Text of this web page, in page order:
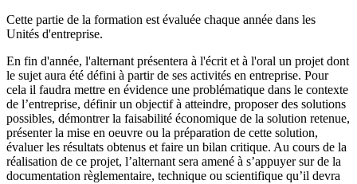
Cette partie de la formation est évaluée chaque année dans les
Unités d'entreprise.
En fin d'année, l'alternant présentera à l'écrit et à l'oral un projet dont
le sujet aura été défini à partir de ses activités en entreprise. Pour
cela il faudra mettre en évidence une problématique dans le contexte
de l’entreprise, définir un objectif à atteindre, proposer des solutions
possibles, démontrer la faisabilité économique de la solution retenue,
présenter la mise en oeuvre ou la préparation de cette solution,
évaluer les résultats obtenus et faire un bilan critique. Au cours de la
réalisation de ce projet, l’alternant sera amené à s’appuyer sur de la
documentation règlementaire, technique ou scientifique qu’il devra